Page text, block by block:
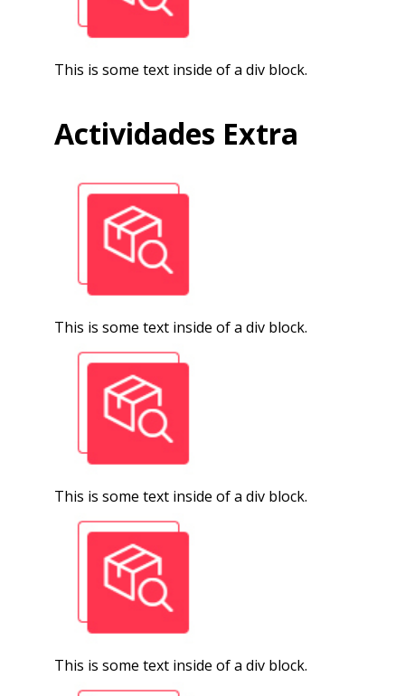
This is some text inside of a div block.
Actividades Extra
This is some text inside of a div block.
This is some text inside of a div block.
This is some text inside of a div block.